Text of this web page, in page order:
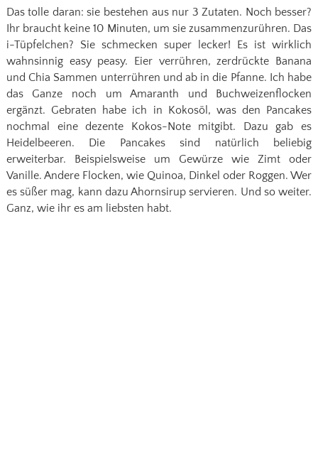
Das tolle daran: sie bestehen aus nur 3 Zutaten. Noch besser?
Ihr braucht keine 10 Minuten, um sie zusammenzurühren. Das
i-Tüpfelchen? Sie schmecken super lecker! Es ist wirklich
wahnsinnig easy peasy. Eier verrühren, zerdrückte Banana
und Chia Sammen unterrühren und ab in die Pfanne. Ich habe
das Ganze noch um Amaranth und Buchweizenflocken
ergänzt. Gebraten habe ich in Kokosöl, was den Pancakes
nochmal eine dezente Kokos-Note mitgibt. Dazu gab es
Heidelbeeren. Die Pancakes sind natürlich beliebig
erweiterbar. Beispielsweise um Gewürze wie Zimt oder
Vanille. Andere Flocken, wie Quinoa, Dinkel oder Roggen. Wer
es süßer mag, kann dazu Ahornsirup servieren. Und so weiter.
Ganz, wie ihr es am liebsten habt.